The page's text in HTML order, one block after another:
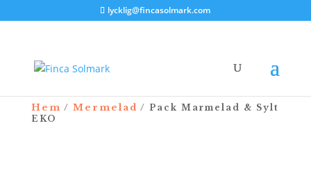
lycklig@fincasolmark.com
Hem / Mermelad / Pack Marmelad & Sylt
EKO